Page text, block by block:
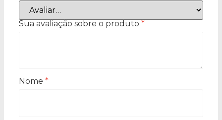
Sua avaliação sobre o produto *
Nome *